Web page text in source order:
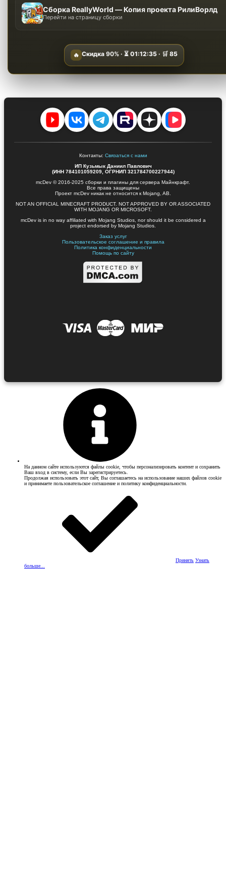
Сборка ReallyWorld — Копия проекта РилиВорлд
Перейти на страницу сборки
🔥 Скидка90% · ⏳01:12:34 · 🛒85
Контакты: Связаться с нами
ИП Кузьмык Даниил Павлович
(ИНН 784101059209, ОГРНИП 321784700227944)
mcDev © 2016-2025 сборки и плагины для сервера Майнкрафт.
Все права защищены
Проект mcDev никак не относится к Mojang, AB.
NOT AN OFFICIAL MINECRAFT PRODUCT. NOT APPROVED BY OR ASSOCIATED
WITH MOJANG OR MICROSOFT.
mcDev is in no way affiliated with Mojang Studios, nor should it be considered a
project endorsed by Mojang Studios.
Заказ услуг
Пользовательское соглашение и правила
Политика конфиденциальности
Помощь по сайту
На данном сайте используются файлы cookie, чтобы персонализировать контент и сохранить
Ваш вход в систему, если Вы зарегистрируетесь.
Продолжая использовать этот сайт, Вы соглашаетесь на использование наших файлов cookie
и принимаете пользовательское соглашение и политику конфиденциальности.
Принять Узнать
больше...